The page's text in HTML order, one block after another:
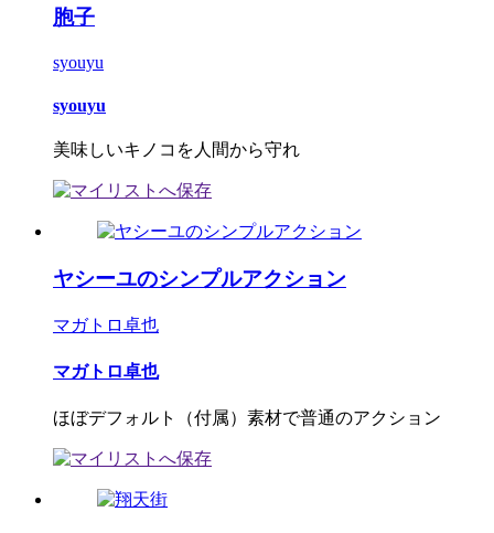
胞子
syouyu
syouyu
美味しいキノコを人間から守れ
ヤシーユのシンプルアクション
マガトロ卓也
マガトロ卓也
ほぼデフォルト（付属）素材で普通のアクション